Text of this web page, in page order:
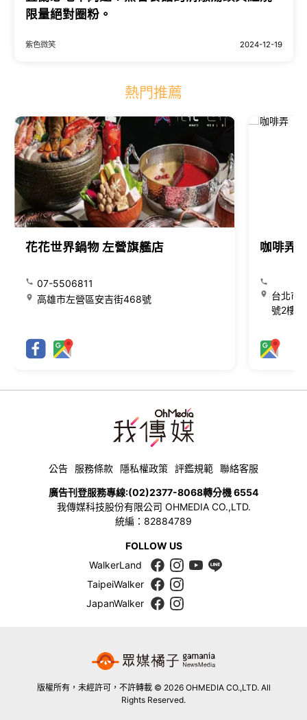
限量絕對圈粉。
紫色微笑 2024-12-19
熱門推薦
花花世界鍋物 左營旗艦店
07-5506811
高雄市左營區安吉街468號
咖啡弄
台北市
號2樓
公告 服務條款 隱私權政策 評鑑規範 聯絡客服
廣告刊登服務專線:(02)2377-8068轉分機 6554
我傳媒科技股份有限公司 OHMEDIA CO.,LTD.
統編：82884789
FOLLOW US
WalkerLand
TaipeiWalker
JapanWalker
版權所有，未經許可，不許轉載 © 2026 OHMEDIA CO.,LTD. All
Rights Reserved.